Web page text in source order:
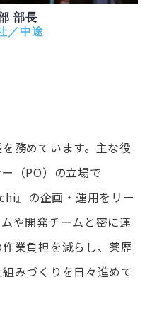
部長
／中途
務めています。主な役
（PO）の立場で
』の企画・運用をリー
や開発チームと密に連
業負担を減らし、薬歴
みづくりを日々進めて